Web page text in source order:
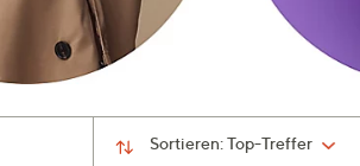
Sortieren:Top-Treffer